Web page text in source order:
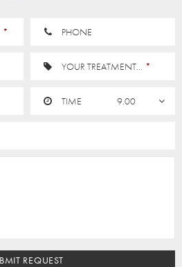
* PHONE
YOUR TREATMENT... *
TIME